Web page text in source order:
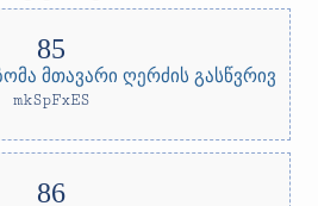
მთავარი ღერძის გასწვრივ
mkSpFxES